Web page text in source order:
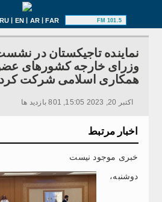
RU | EN | AR|FAR 101.5 FM
نماینده تاجیکستان در
وزرای خارجه کشورهای
همکاری اسلامی شرکت کرد
اکتبر 20, 2023 15:05, 801 بازدید ها
اخبار مرتبط
خبری موجود نیست
دوشنبه،